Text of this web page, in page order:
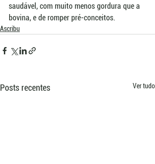
saudável, com muito menos gordura que a
bovina, e de romper pré-conceitos.
Ascribu
Posts recentes Ver tudo